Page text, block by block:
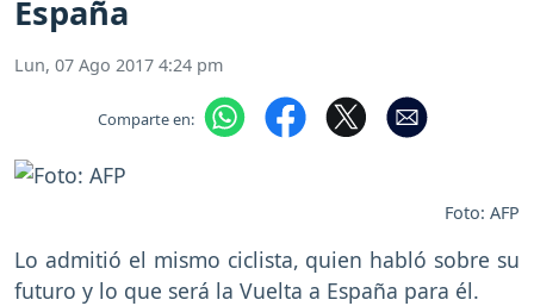
España
Lun, 07 Ago 2017 4:24 pm
Comparte en:
Foto: AFP
Lo admitió el mismo ciclista, quien habló sobre su
futuro y lo que será la Vuelta a España para él.